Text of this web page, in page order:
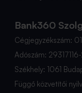
Bank360
Cégjegyzékszám:
Adószám:
Székhely: 1061
Függő közvetítői